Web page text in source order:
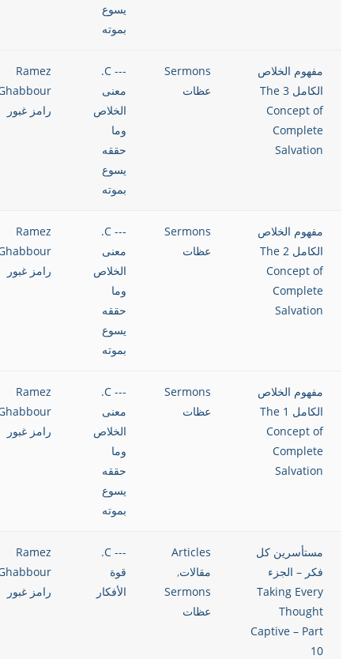
يسوع
بموته
مفهوم الخلاص
الكامل 3 The
Concept of
Complete
Salvation
Sermons
عظات
--- C.
معنى
الخلاص
وما
حققه
يسوع
بموته
Ramez
رامز غبور
مفهوم الخلاص
الكامل 2 The
Concept of
Complete
Salvation
Sermons
عظات
--- C.
معنى
الخلاص
وما
حققه
يسوع
بموته
Ramez
رامز غبور
مفهوم الخلاص
الكامل 1 The
Concept of
Complete
Salvation
Sermons
عظات
--- C.
معنى
الخلاص
وما
حققه
يسوع
بموته
Ramez
رامز غبور
مستأسرين كل
فكر – الجزء
Taking Every
Thought
Captive – Part
10
Articles
مقالات,
Sermons
عظات
--- C.
قوة
الأفكار
Ramez
رامز غبور